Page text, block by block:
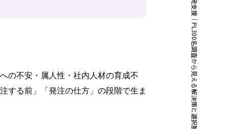
の不安・属人性・社内人材の育成不
する前」「発注の仕方」の段階で生ま